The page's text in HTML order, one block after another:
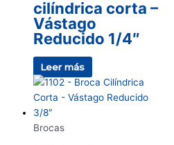
cilíndrica corta –
Vástago
Reducido 1/4″
Leer más
Brocas